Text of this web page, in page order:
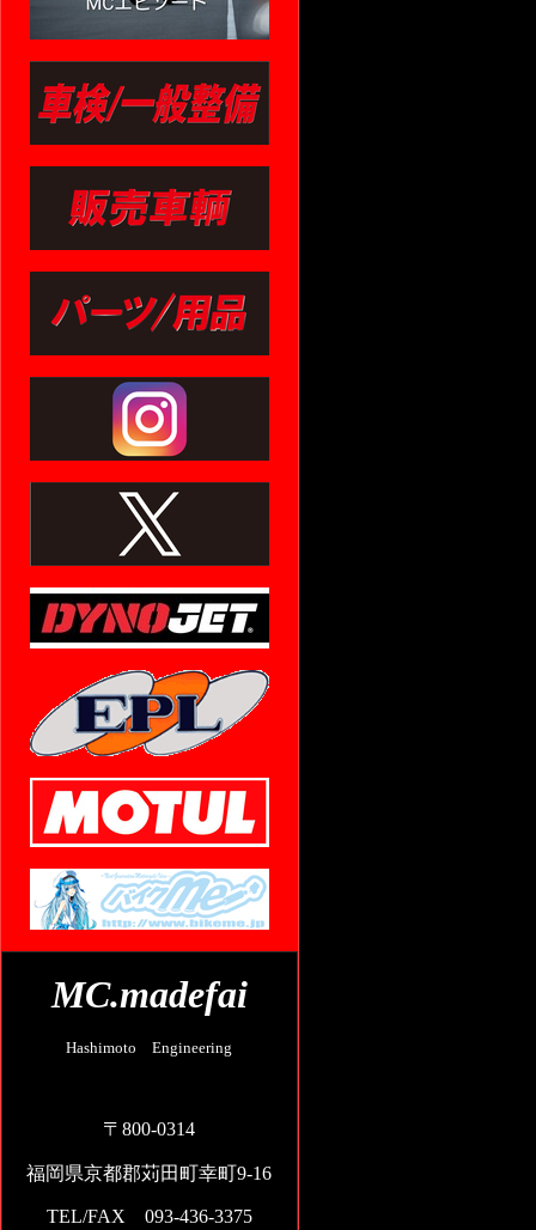
MC.madefai
Hashimoto Engineering
〒800-0314
福岡県京都郡苅田町幸町9-16
TEL/FAX 093-436-3375